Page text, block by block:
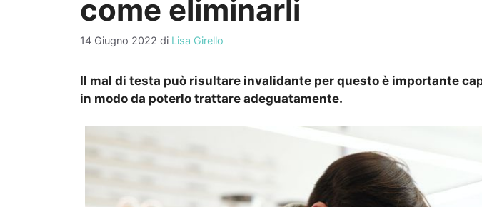
come eliminarli
14 Giugno 2022 di Lisa Girello
Il mal di testa può risultare invalidante per questo è importante
in modo da poterlo trattare adeguatamente.